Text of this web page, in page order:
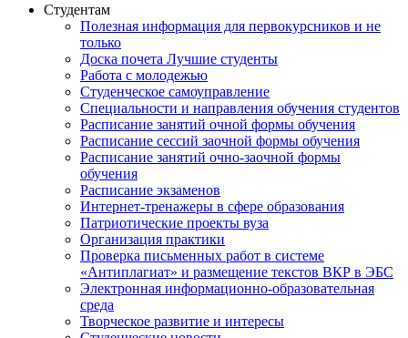
Студентам
Полезная информация для первокурсников и не
только
Доска почета Лучшие студенты
Работа с молодежью
Студенческое самоуправление
Специальности и направления обучения студентов
Расписание занятий очной формы обучения
Расписание сессий заочной формы обучения
Расписание занятий очно-заочной формы
обучения
Расписание экзаменов
Интернет-тренажеры в сфере образования
Патриотические проекты вуза
Организация практики
Проверка письменных работ в системе
«Антиплагиат» и размещение текстов ВКР в ЭБС
Электронная информационно-образовательная
среда
Творческое развитие и интересы